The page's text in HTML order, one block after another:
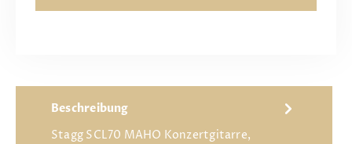
Beschreibung
Stagg SCL70 MAHO Konzertgitarre,